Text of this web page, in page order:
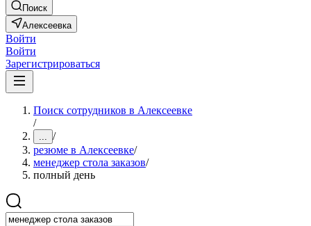
Поиск
Алексеевка
Войти
Войти
Зарегистрироваться
Поиск сотрудников в Алексеевке
/
... /
резюме в Алексеевке/
менеджер стола заказов/
полный день